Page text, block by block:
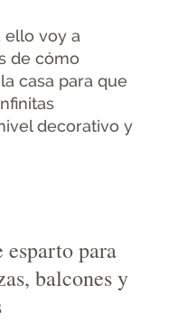
ello voy a
de cómo
casa para que
decorativo y
para
balcones y